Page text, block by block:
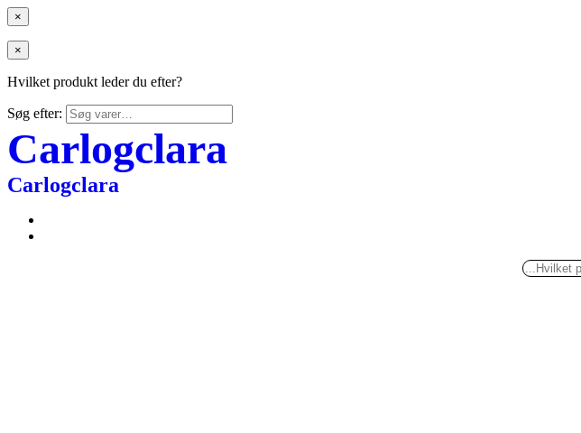
×
×
Hvilket produkt leder du efter?
Søg efter:
Carlogclara
Carlogclara